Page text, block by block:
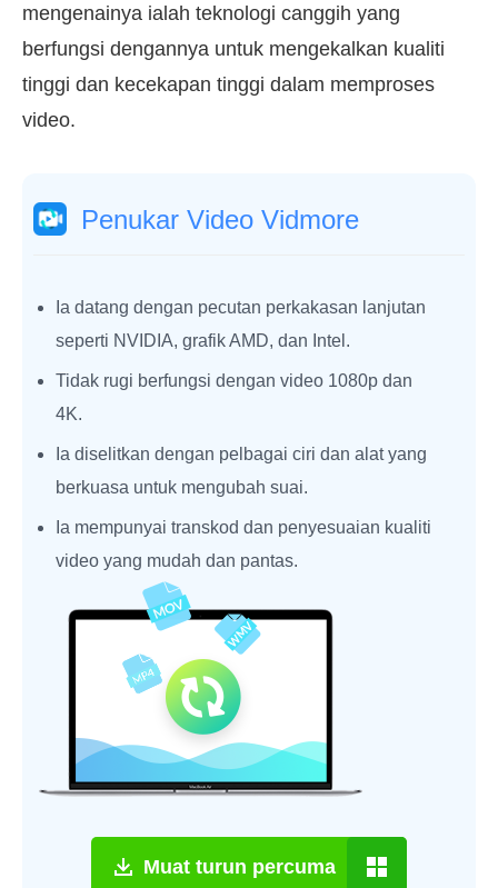
mengenainya ialah teknologi canggih yang
berfungsi dengannya untuk mengekalkan kualiti
tinggi dan kecekapan tinggi dalam memproses
video.
Penukar Video Vidmore
Ia datang dengan pecutan perkakasan lanjutan
seperti NVIDIA, grafik AMD, dan Intel.
Tidak rugi berfungsi dengan video 1080p dan
4K.
Ia diselitkan dengan pelbagai ciri dan alat yang
berkuasa untuk mengubah suai.
Ia mempunyai transkod dan penyesuaian kualiti
video yang mudah dan pantas.
Muat turun percuma